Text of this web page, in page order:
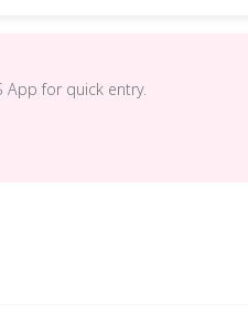
App for quick entry.